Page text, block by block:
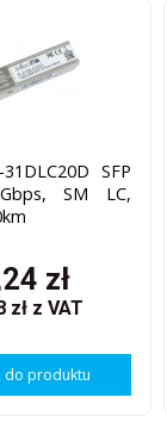
SFP
SM LC,
zł
zł z VAT
do produktu